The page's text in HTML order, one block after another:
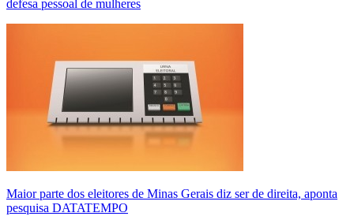
defesa pessoal de mulheres
Maior parte dos eleitores de Minas Gerais diz ser de direita, aponta
pesquisa DATATEMPO